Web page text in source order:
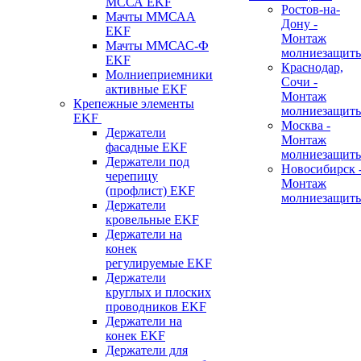
Мачты ММСАА
EKF
Мачты ММСАС-Ф
EKF
Молниеприемники
активные EKF
Крепежные элементы
EKF
Держатели
фасадные EKF
Держатели под
черепицу
(профлист) EKF
Держатели
кровельные EKF
Держатели на
конек
регулируемые EKF
Держатели
круглых и плоских
проводников EKF
Держатели на
конек EKF
Держатели для
Ростов-на-
Дону -
Монтаж
Краснодар,
Сочи -
Монтаж
Москва -
Монтаж
Новосибирск
Монтаж